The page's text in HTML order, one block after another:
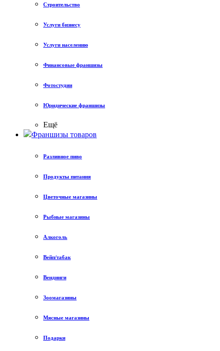
Строительство
Услуги бизнесу
Услуги населению
Финансовые франшизы
Фотостудии
Юридические франшизы
Ещё
Франшизы товаров
Разливное пиво
Продукты питания
Цветочные магазины
Рыбные магазины
Алкоголь
Вейп/табак
Вендинги
Зоомагазины
Мясные магазины
Подарки